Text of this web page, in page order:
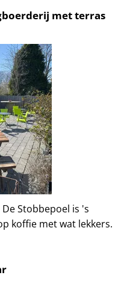
met terras
Stobbepoel is 's
koffie met wat lekkers.